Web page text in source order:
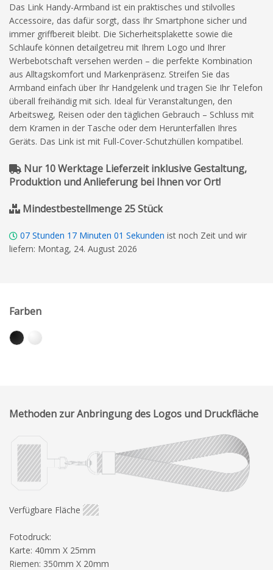
Das Link Handy-Armband ist ein praktisches und stilvolles
Accessoire, das dafür sorgt, dass Ihr Smartphone sicher und
immer griffbereit bleibt. Die Sicherheitsplakette sowie die
Schlaufe können detailgetreu mit Ihrem Logo und Ihrer
Werbebotschaft versehen werden – die perfekte Kombination
aus Alltagskomfort und Markenpräsenz. Streifen Sie das
Armband einfach über Ihr Handgelenk und tragen Sie Ihr Telefon
überall freihändig mit sich. Ideal für Veranstaltungen, den
Arbeitsweg, Reisen oder den täglichen Gebrauch – Schluss mit
dem Kramen in der Tasche oder dem Herunterfallen Ihres
Geräts. Das Link ist mit Full-Cover-Schutzhüllen kompatibel.
Nur 10 Werktage Lieferzeit inklusive Gestaltung,
Produktion und Anlieferung bei Ihnen vor Ort!
Mindestbestellmenge 25 Stück
07 Stunden 17 Minuten 00 Sekunden ist noch Zeit und wir
liefern: Montag, 24. August 2026
Farben
Methoden zur Anbringung des Logos und Druckfläche
Verfügbare Fläche
Fotodruck:
Karte: 40mm X 25mm
Riemen: 350mm X 20mm